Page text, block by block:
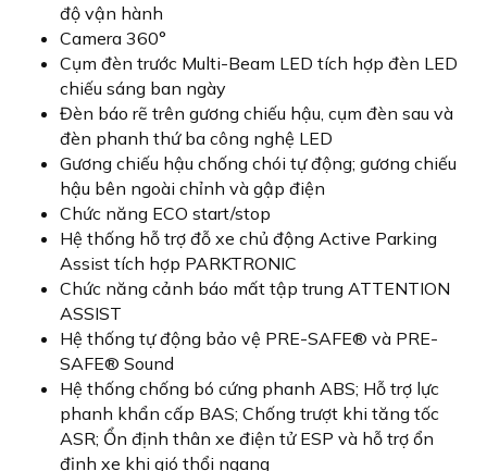
độ vận hành
Camera 360°
Cụm đèn trước Multi-Beam LED tích hợp đèn LED
chiếu sáng ban ngày
Đèn báo rẽ trên gương chiếu hậu, cụm đèn sau và
đèn phanh thứ ba công nghệ LED
Gương chiếu hậu chống chói tự động; gương chiếu
hậu bên ngoài chỉnh và gập điện
Chức năng ECO start/stop
Hệ thống hỗ trợ đỗ xe chủ động Active Parking
Assist tích hợp PARKTRONIC
Chức năng cảnh báo mất tập trung ATTENTION
ASSIST
Hệ thống tự động bảo vệ PRE-SAFE® và PRE-
SAFE® Sound
Hệ thống chống bó cứng phanh ABS; Hỗ trợ lực
phanh khẩn cấp BAS; Chống trượt khi tăng tốc
ASR; Ổn định thân xe điện tử ESP và hỗ trợ ổn
định xe khi gió thổi ngang